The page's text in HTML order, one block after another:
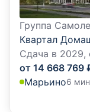
Группа
Квартал
Сдача в 2029,
от 14 668 769
Марьино6